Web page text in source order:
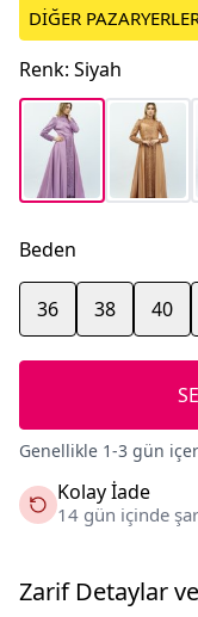
DİĞER
Renk: Siyah
Beden
36 38 40
Genellikle 1-3 gün
Kolay İade
14 gün içinde
Zarif Detaylar